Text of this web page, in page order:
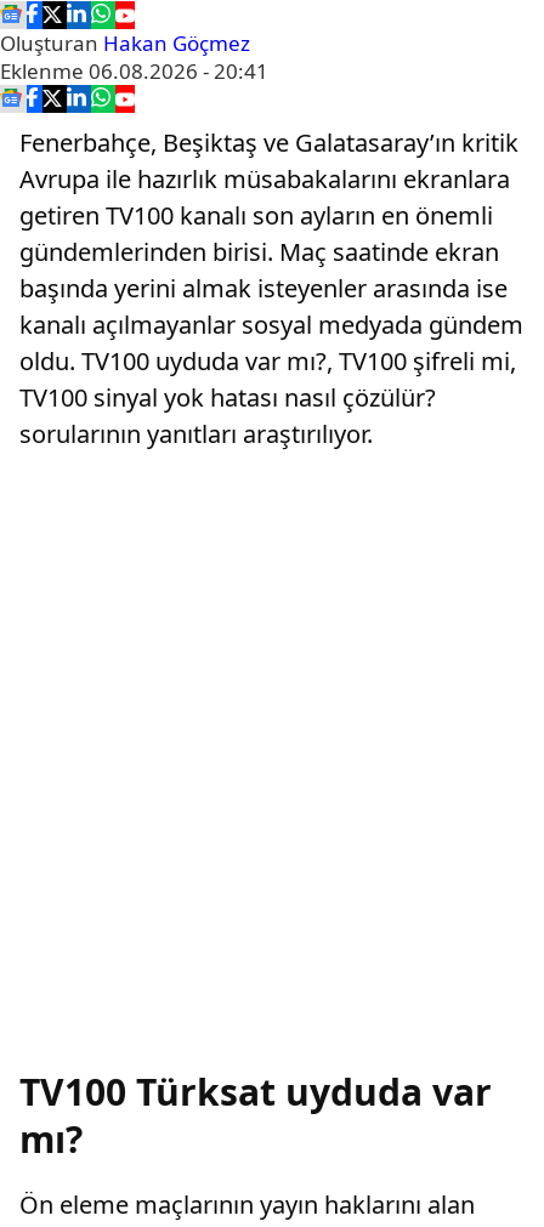
Oluşturan Hakan Göçmez
Eklenme 06.08.2026 - 20:41
Fenerbahçe, Beşiktaş ve Galatasaray’ın kritik
Avrupa ile hazırlık müsabakalarını ekranlara
getiren TV100 kanalı son ayların en önemli
gündemlerinden birisi. Maç saatinde ekran
başında yerini almak isteyenler arasında ise
kanalı açılmayanlar sosyal medyada gündem
oldu. TV100 uyduda var mı?, TV100 şifreli mi,
TV100 sinyal yok hatası nasıl çözülür?
sorularının yanıtları araştırılıyor.
TV100 Türksat uyduda var
mı?
Ön eleme maçlarının yayın haklarını alan